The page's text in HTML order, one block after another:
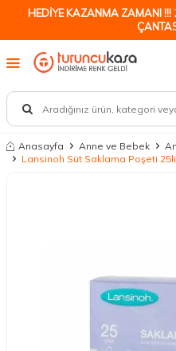
HEDİYE KAZANMA ZAMANI !!!
Anasayfa Anne ve Bebek
Lansinoh Süt Saklama Poşeti 25li